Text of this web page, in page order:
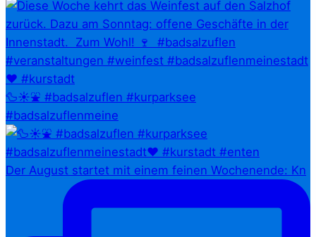
🦆☀️⛲ #badsalzuflen #kurparksee
#badsalzuflenmeine
Der August startet mit einem feinen Wochenende: Kn